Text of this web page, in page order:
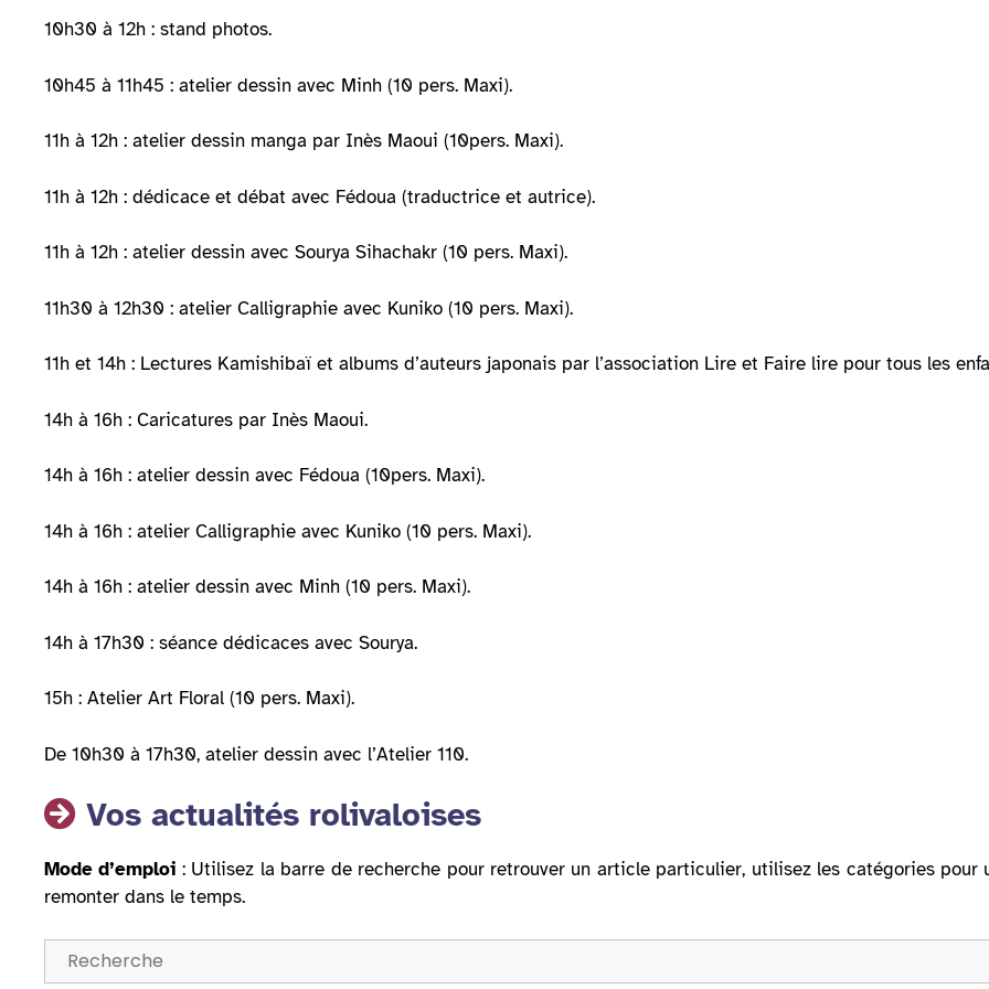
10h30 à 12h : stand photos.
10h45 à 11h45 : atelier dessin avec Minh (10 pers. Maxi).
11h à 12h : atelier dessin manga par Inès Maoui (10pers. Maxi).
11h à 12h : dédicace et débat avec Fédoua (traductrice et autrice).
11h à 12h : atelier dessin avec Sourya Sihachakr (10 pers. Maxi).
11h30 à 12h30 : atelier Calligraphie avec Kuniko (10 pers. Maxi).
11h et 14h : Lectures Kamishibaï et albums d’auteurs japonais par l’association Lire et Faire lire pour tous les
14h à 16h : Caricatures par Inès Maoui.
14h à 16h : atelier dessin avec Fédoua (10pers. Maxi).
14h à 16h : atelier Calligraphie avec Kuniko (10 pers. Maxi).
14h à 16h : atelier dessin avec Minh (10 pers. Maxi).
14h à 17h30 : séance dédicaces avec Sourya.
15h : Atelier Art Floral (10 pers. Maxi).
De 10h30 à 17h30, atelier dessin avec l’Atelier 110.
Vos actualités rolivaloises
Mode d’emploi : Utilisez la barre de recherche pour retrouver un article particulier, utilisez les catégories pour
remonter dans le temps.